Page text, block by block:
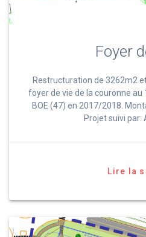
Foyer
Restructuration de 3262m2
foyer de vie de la couronne au
BOE (47) en 2017/2018.
Projet suivi par:
Lire la